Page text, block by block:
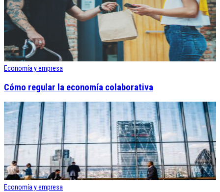
Economía y empresa
Cómo regular la economía colaborativa
Economía y empresa